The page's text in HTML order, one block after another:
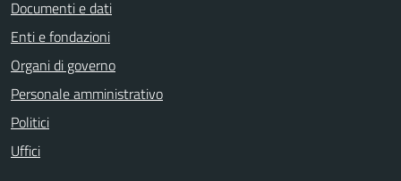
Documenti e dati
Enti e fondazioni
Organi di governo
Personale amministrativo
Politici
Uffici